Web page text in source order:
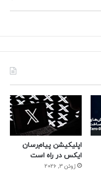
اپلیکیشن پیام‌رسان
ایکس در راه است
ژوئن 3, 2026